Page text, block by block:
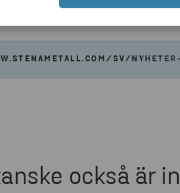
Dela
SV/
också är